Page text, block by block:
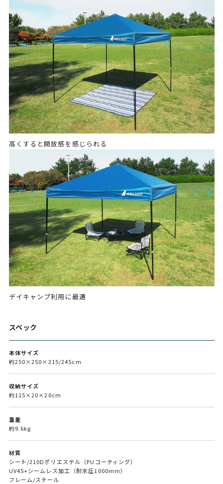
高くすると開放感を感じられる
デイキャンプ利用に最適
スペック
本体サイズ
約250×250×215/245cm
収納サイズ
約115×20×20cm
重量
約9.6kg
材質
シート/210Dポリエステル（PUコーティング）
UV45+シームレス加工（耐水圧1000mm）
フレーム/スチール